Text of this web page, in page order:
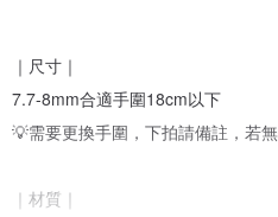
｜尺寸｜
7.7-8mm合適手圍18cm以下
💡需要更換手圍，下拍請備註，若
｜材質｜